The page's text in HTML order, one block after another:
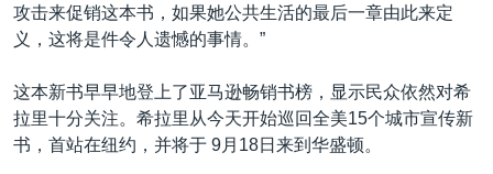
攻击来促销这本书，如果她公共生活的最后一章由此来定
义，这将是件令人遗憾的事情。”
这本新书早早地登上了亚马逊畅销书榜，显示民众依然对希
拉里十分关注。希拉里从今天开始巡回全美15个城市宣传新
书，首站在纽约，并将于 9月18日来到华盛顿。